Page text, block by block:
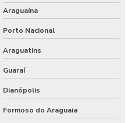
Araguaína
Porto Nacional
Araguatins
Guaraí
Dianópolis
Formoso do Araguaia